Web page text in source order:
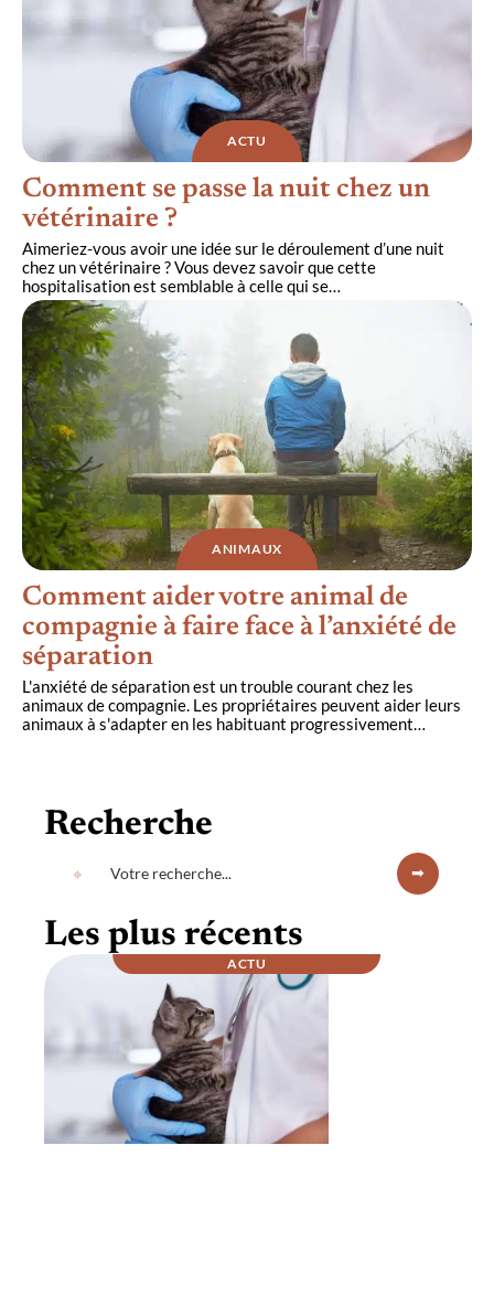
ACTU
Comment se passe la nuit chez un
vétérinaire ?
Aimeriez-vous avoir une idée sur le déroulement d’une nuit
chez un vétérinaire ? Vous devez savoir que cette
hospitalisation est semblable à celle qui se…
ANIMAUX
Comment aider votre animal de
compagnie à faire face à l’anxiété de
séparation
L'anxiété de séparation est un trouble courant chez les
animaux de compagnie. Les propriétaires peuvent aider leurs
animaux à s'adapter en les habituant progressivement…
Recherche
Les plus récents
ACTU